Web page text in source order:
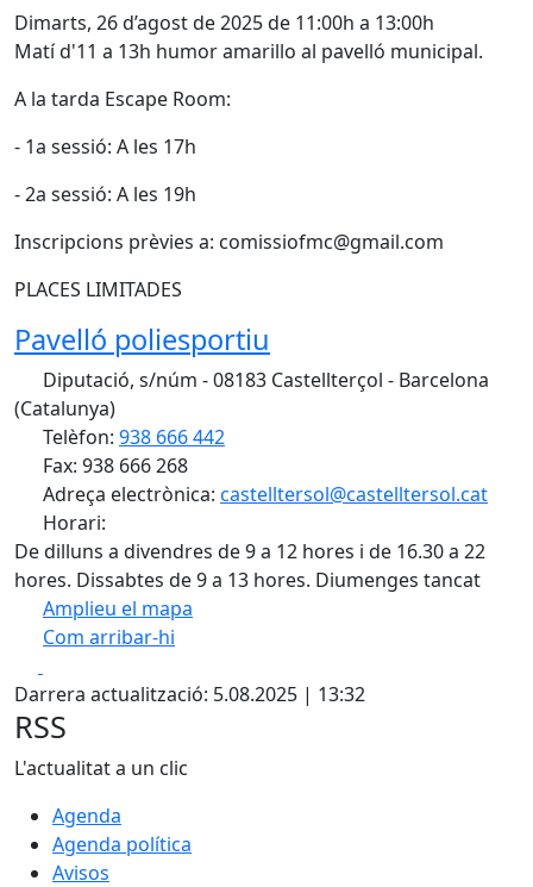
Dimarts, 26 d’agost de 2025 de 11:00h a 13:00h
Matí d'11 a 13h humor amarillo al pavelló municipal.
A la tarda Escape Room:
- 1a sessió: A les 17h
- 2a sessió: A les 19h
Inscripcions prèvies a: comissiofmc@gmail.com
PLACES LIMITADES
Pavelló poliesportiu
Diputació, s/núm - 08183 Castellterçol - Barcelona
(Catalunya)
Telèfon: 938 666 442
Fax: 938 666 268
Adreça electrònica: castelltersol@castelltersol.cat
Horari:
De dilluns a divendres de 9 a 12 hores i de 16.30 a 22
hores. Dissabtes de 9 a 13 hores. Diumenges tancat
Amplieu el mapa
Com arribar-hi
+
−
Darrera actualització: 5.08.2025 | 13:32
RSS
L'actualitat a un clic
Agenda
Agenda política
Avisos